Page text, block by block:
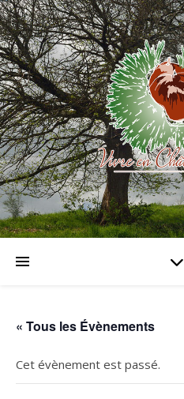
« Tous les Évènements
Cet évènement est passé.